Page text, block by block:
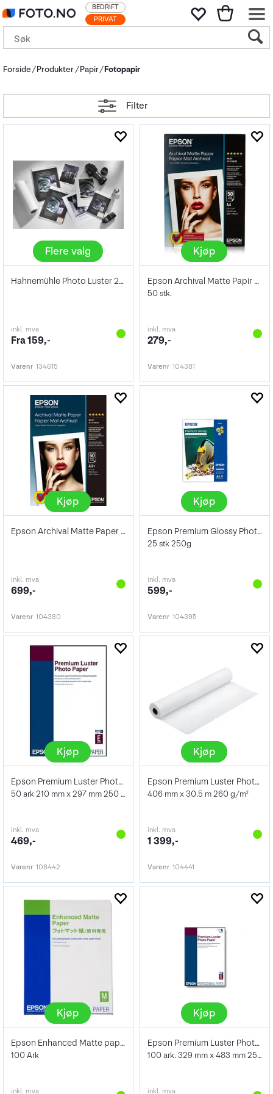
PRIVAT
BEDRIFT
Forside Produkter Papir Fotopapir
Filter
Flere valg
Hahnemühle Photo Luster 260gr
inkl. mva
Fra 159,-
Varenr 134615
Kjøp
Epson Archival Matte Papir A4
50 stk.
inkl. mva
279,-
Varenr 104381
Kjøp
Epson Archival Matte Paper 192gr A3+ 50
inkl. mva
699,-
Varenr 104380
Kjøp
Epson Premium Glossy Photo Paper A2
25 stk 250g
inkl. mva
599,-
Varenr 104395
Kjøp
Epson Premium Luster Photo Paper A4 50s
50 ark 210 mm x 297 mm 250 g/m²
inkl. mva
469,-
Varenr 108442
Kjøp
Epson Premium Luster Photo Paper 16"
406 mm x 30.5 m 260 g/m²
inkl. mva
1 399,-
Varenr 104441
Kjøp
Epson Enhanced Matte paper A3+ 192g
100 Ark
inkl. mva
Kjøp
Epson Premium Luster Photo Paper A3+ 100
100 ark. 329 mm x 483 mm 250 g/m²
inkl. mva